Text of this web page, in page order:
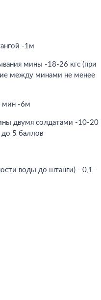
-1м
мины -18-26 кгс (при
между минами не менее
мин -6м
двумя солдатами -10-20
5 баллов
воды до штанги) - 0,1-